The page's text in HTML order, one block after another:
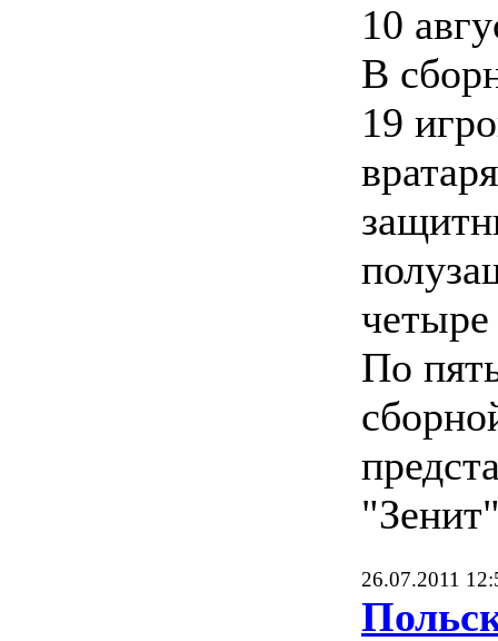
10
В
19
По
26.07.2011